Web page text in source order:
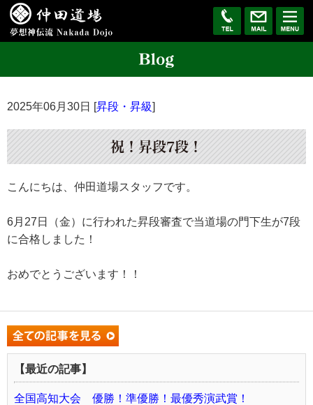
2025年06月30日 [昇段・昇級]
祝！昇段7段！
こんにちは、仲田道場スタッフです。
6月27日（金）に行われた昇段審査で当道場の門下生が7段
に合格しました！
おめでとうございます！！
【最近の記事】
全国高知大会 優勝！準優勝！最優秀演武賞！